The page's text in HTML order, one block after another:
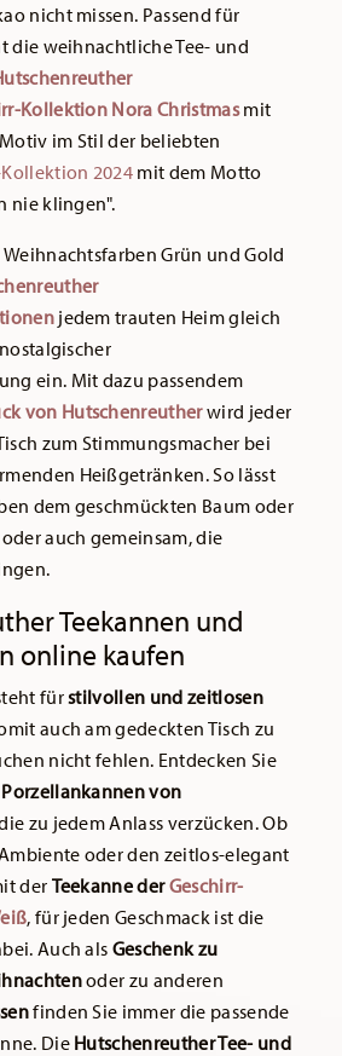
nicht missen. Passend für
die weihnachtliche Tee- und
Kollektion Nora Christmasmit
im Stil der beliebten
2024 mit dem Motto
nie klingen".
Grün und Gold
jedem trauten Heim gleich
ein. Mit dazu passendem
von Hutschenreutherwird jeder
zum Stimmungsmacher bei
Heißgetränken. So lässt
dem geschmückten Baum oder
auch gemeinsam, die
Teekannen und
online kaufen
fürstilvollen und zeitlosen
auch am gedeckten Tisch zu
nicht fehlen. Entdecken Sie
von
zu jedem Anlass verzücken. Ob
oder den zeitlos-elegant
der Teekanne derGeschirr-
, für jeden Geschmack ist die
Auch als Geschenk zu
oder zu anderen
finden Sie immer die passende
Die Hutschenreuther Tee- und